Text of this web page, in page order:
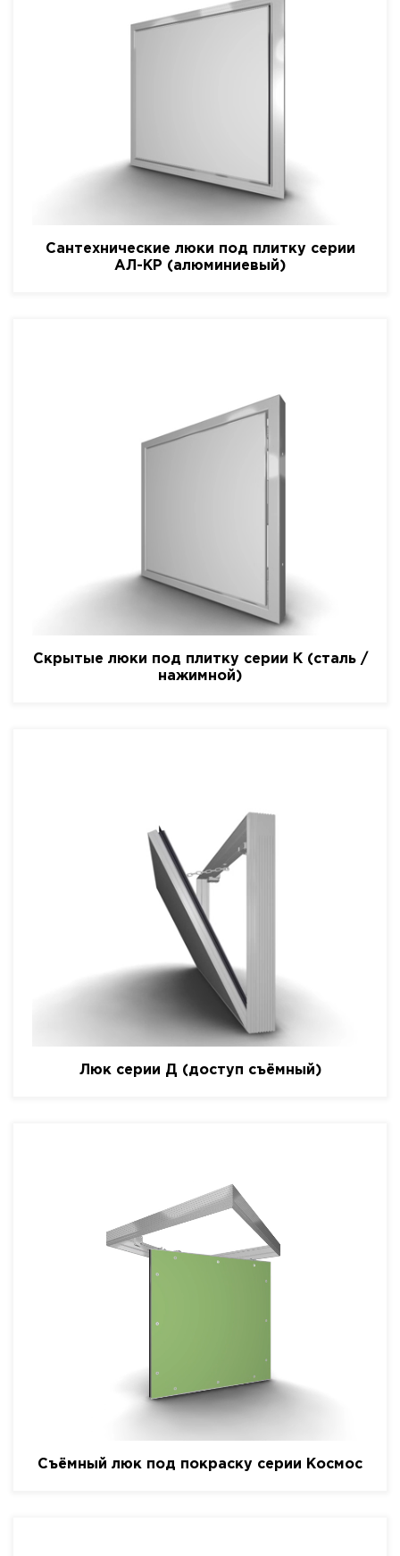
Сантехнические люки под плитку серии
АЛ-КР (алюминиевый)
Скрытые люки под плитку серии K (сталь /
нажимной)
Люк серии Д (доступ съёмный)
Съёмный люк под покраску серии Космос